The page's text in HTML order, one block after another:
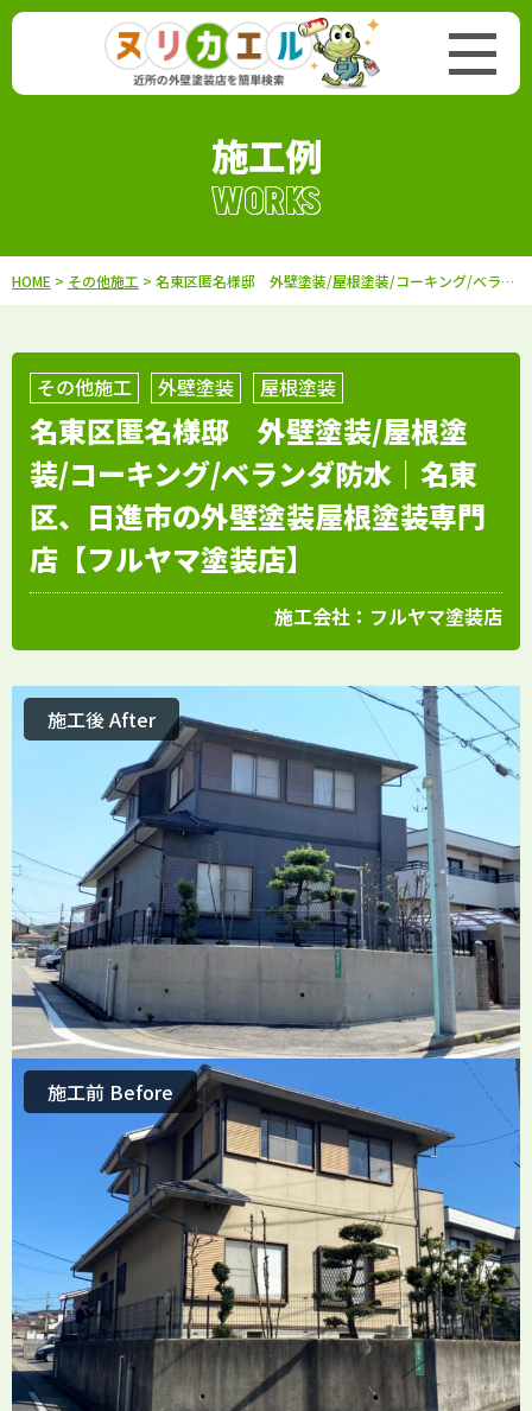
施工例
WORKS
HOME > その他施工 > 名東区匿名様邸 外壁塗装/屋根塗装/コーキング/ベランダ防水｜名東区、日進市の外壁塗装屋根塗装専門店【フルヤマ塗装店】
その他施工 外壁塗装 屋根塗装
名東区匿名様邸 外壁塗装/屋根塗
装/コーキング/ベランダ防水｜名東
区、日進市の外壁塗装屋根塗装専門
店【フルヤマ塗装店】
施工会社： フルヤマ塗装店
施工前 Before
施工後 After